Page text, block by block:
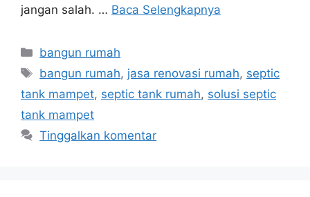
jangan salah. … Baca Selengkapnya
Kategori
bangun rumah
Tag
bangun rumah, jasa renovasi rumah, septic
tank mampet, septic tank rumah, solusi septic
tank mampet
Tinggalkan komentar